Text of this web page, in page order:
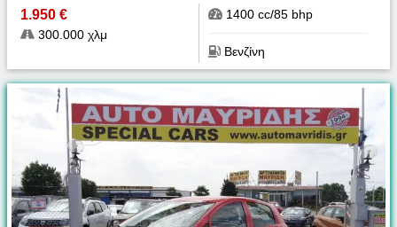
1.950 €
300.000 χλμ
1400 cc/85 bhp
Βενζίνη